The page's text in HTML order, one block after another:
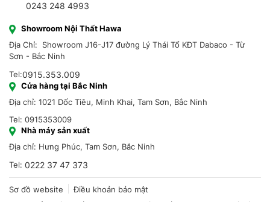
0243 248 4993
Showroom Nội Thất Hawa
Địa Chỉ: Showroom J16-J17 đường Lý Thái Tổ KĐT Dabaco - Từ
Sơn - Bắc Ninh
Tel:0915.353.009
Cửa hàng tại Bắc Ninh
Địa chỉ: 1021 Dốc Tiêu, Minh Khai, Tam Sơn, Bắc Ninh
Tel: 0915353009
Nhà máy sản xuất
Địa chỉ: Hưng Phúc, Tam Sơn, Bắc Ninh
Tel: 0222 37 47 373
Sơ đồ website
Điều khoản bảo mật